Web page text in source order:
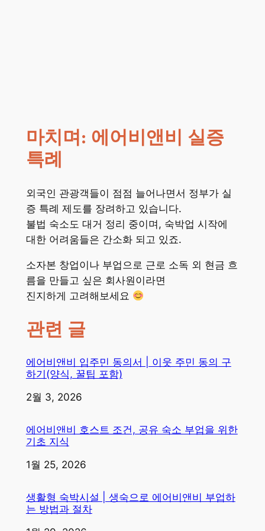
마치며: 에어비앤비 실증
특례
외국인 관광객들이 점점 늘어나면서 정부가 실
증 특례 제도를 장려하고 있습니다.
불법 숙소도 대거 정리 중이며, 숙박업 시작에
대한 어려움들은 간소화 되고 있죠.
소자본 창업이나 부업으로 근로 소독 외 현금 흐
름을 만들고 싶은 회사원이라면
진지하게 고려해보세요
관련 글
에어비앤비 입주민 동의서 | 이웃 주민 동의 구
하기(양식, 꿀팁 포함)
일자
2월 3, 2026
에어비앤비 호스트 조건, 공유 숙소 부업을 위한
기초 지식
일자
1월 25, 2026
생활형 숙박시설 | 생숙으로 에어비앤비 부업하
는 방법과 절차